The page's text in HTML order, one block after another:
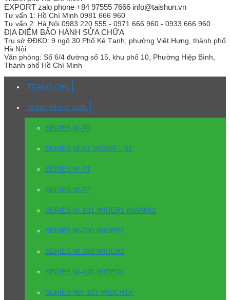
EXPORT zalo phone +84 97555 7666 info@taishun.vn
Tư vấn 1: Hồ Chí Minh 0981 666 960
Tư vấn 2: Hà Nội 0983 220 555 - 0971 666 960 - 0933 666 960
ĐỊA ĐIỂM BẢO HÀNH SỬA CHỮA
Trụ sở ĐĐKD: 9 ngõ 30 Phố Kẻ Tạnh, phường Việt Hưng, thành phố
Hà Nội
Văn phòng: Số 6/4 đường số 15, khu phố 10, Phường Hiệp Bình,
Thành phố Hồ Chí Minh
TRANG CHỦ
SÚNG PHUN SƠN
SERIES W-50
SERIES W-61 WIDER – 61
SERIES W-71
SERIES W-77
SERIES W-101 WIDER1 KIWAMI1
SERIES W-200 WIDER2
SERIES W-300 WIDER3
SERIES W-400 WIDER4
SERIES WA-101 WIDER1A